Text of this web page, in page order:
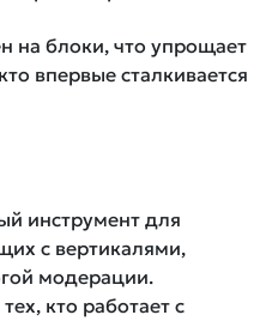
на блоки, что упрощает
впервые сталкивается
инструмент для
с вертикалями,
модерации.
кто работает с